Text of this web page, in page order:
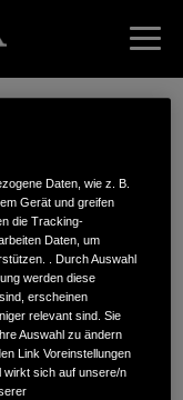
U.
E.K.
Daten, wie z. B.
Gerät und greifen
die Tracking-
Daten, um
. Durch Auswahl
werden diese
erscheinen
relevant sind. Sie
Auswahl zu ändern
Link Voreinstellungen
wirkt sich auf unsere/n